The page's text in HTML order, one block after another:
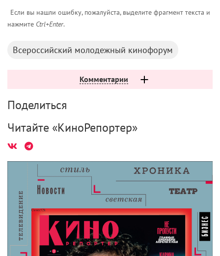
ежедневно должна была докладывать, где я буду
дни. Наверное, семья страдала от этого. Слава богу,
большие друзья, он тоже на телевидении работает.
свое время меня с юбилея моего свекра выдернули
– приехала машина и увезла неизвестно куда.
Привезли в Колонный зал, и я там просидела до
двух часов ночи, не понимая, что происходит. А
оказалось, умер Брежнев. Я не должна была никому
говорить о произошедшем, но дома уже привыкли
ни о чем не спрашивать. Так же меня увезли со
свадьбы моего сына, но это было уже при
Горбачеве.
А ведь могли быть актрисой, вести совсем другую